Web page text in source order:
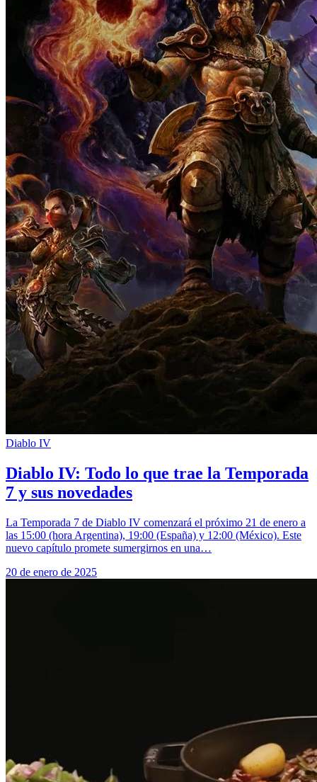
Diablo IV
Diablo IV: Todo lo que trae la Temporada
7 y sus novedades
La Temporada 7 de Diablo IV comenzará el próximo 21 de enero a
las 15:00 (hora Argentina), 19:00 (España) y 12:00 (México). Este
nuevo capítulo promete sumergirnos en una…
20 de enero de 2025